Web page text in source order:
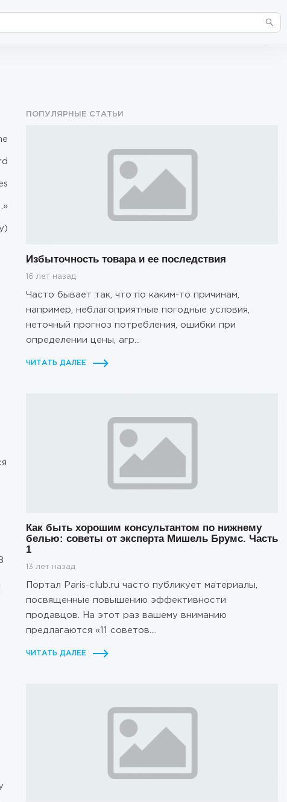
ПОПУЛЯРНЫЕ СТАТЬИ
Избыточность товара и ее последствия
16 лет назад
Часто бывает так, что по каким-то причинам,
например, неблагоприятные погодные условия,
неточный прогноз потребления, ошибки при
определении цены, агр...
ЧИТАТЬ ДАЛЕЕ
Как быть хорошим консультантом по нижнему
белью: советы от эксперта Мишель Брумс. Часть
1
13 лет назад
Портал Paris-club.ru часто публикует материалы,
посвященные повышению эффективности
продавцов. На этот раз вашему вниманию
предлагаются «11 советов....
ЧИТАТЬ ДАЛЕЕ